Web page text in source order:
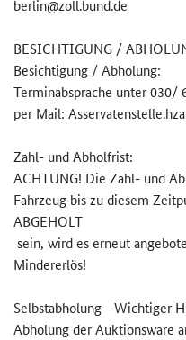
berlin@zoll.bun­d.de
BESICHTIGUNG /
Besichtigung / Abholung:
Terminabsprache unter 030/
per Mail:
Zahl- und Abholfrist:
ACHTUNG! Die Zahl- und
Fahrzeug bis zu diesem
ABGEHOLT
sein, wird es erneut
Mindererlös!
Selbstabholung - Wichtiger
Abholung der Auktionsware